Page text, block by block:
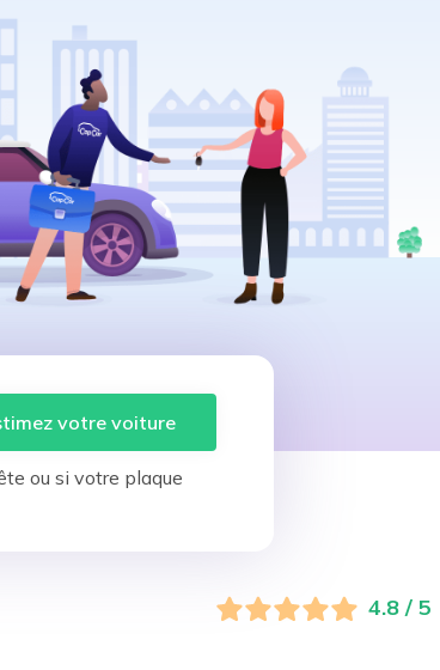
votre voiture
ou si votre plaque
4.8 / 5